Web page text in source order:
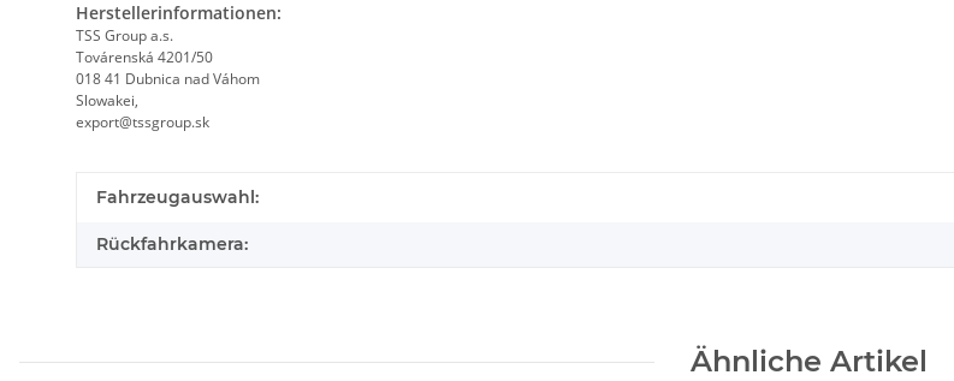
Herstellerinformationen:
TSS Group a.s.
Továrenská 4201/50
018 41 Dubnica nad Váhom
Slowakei,
export@tssgroup.sk
Fahrzeugauswahl:
Rückfahrkamera:
Ähnliche Artikel